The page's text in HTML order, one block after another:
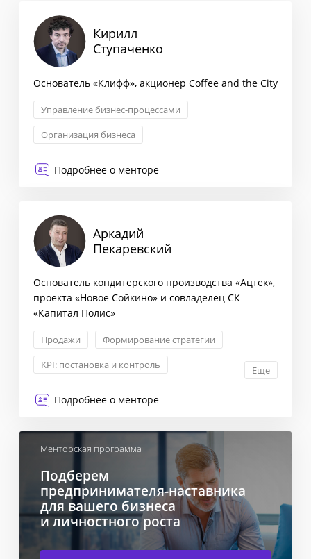
Кирилл
Ступаченко
Основатель «Клифф», акционер Coffee and the City
Управление бизнес-процессами
Организация бизнеса
Подробнее о менторе
Аркадий
Пекаревский
Основатель кондитерского производства «Ацтек»,
проекта «Новое Сойкино» и совладелец СК
«Капитал Полис»
Продажи
Формирование стратегии
KPI: постановка и контроль
Еще
Подробнее о менторе
Менторская программа
Подберем
предпринимателя-наставника
для вашего бизнеса
и личностного роста